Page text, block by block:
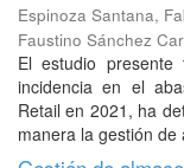
Espinoza Santana,
Faustino Sánchez
El estudio presente
incidencia en el
Retail en 2021, ha
manera la gestión de